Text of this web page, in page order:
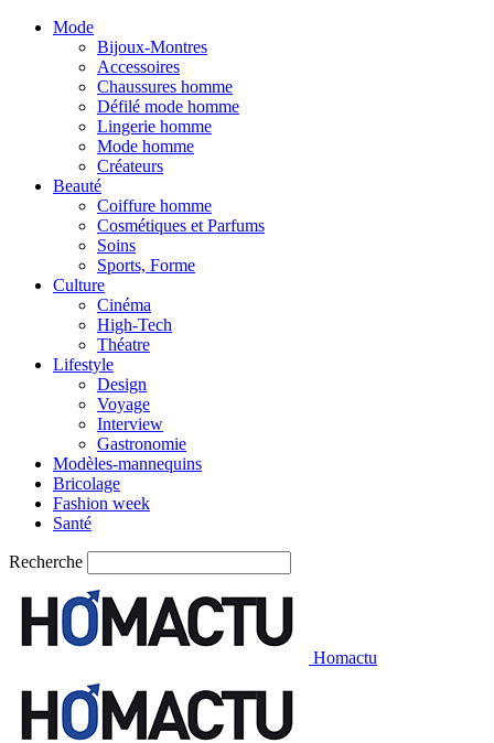
Mode
Bijoux-Montres
Accessoires
Chaussures homme
Défilé mode homme
Lingerie homme
Mode homme
Créateurs
Beauté
Coiffure homme
Cosmétiques et Parfums
Soins
Sports, Forme
Culture
Cinéma
High-Tech
Théatre
Lifestyle
Design
Voyage
Interview
Gastronomie
Modèles-mannequins
Bricolage
Fashion week
Santé
Recherche
Homactu